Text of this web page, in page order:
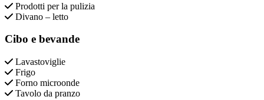
Prodotti per la pulizia
Divano – letto
Cibo e bevande
Lavastoviglie
Frigo
Forno microonde
Tavolo da pranzo